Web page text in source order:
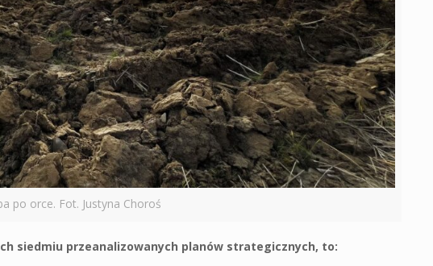
po orce. Fot. Justyna Choroś
siedmiu przeanalizowanych planów strategicznych, to: